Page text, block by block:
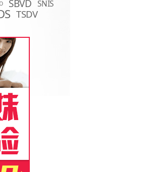
SBVD SNIS
TSDV